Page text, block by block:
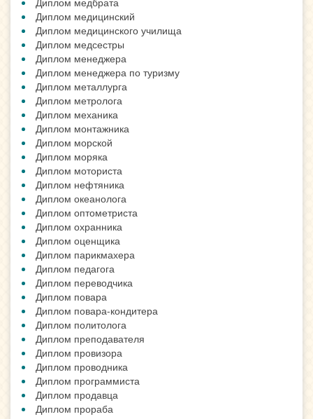
Диплом медицинский
Диплом медицинского училища
Диплом медсестры
Диплом менеджера
Диплом менеджера по туризму
Диплом металлурга
Диплом метролога
Диплом механика
Диплом монтажника
Диплом морской
Диплом моряка
Диплом моториста
Диплом нефтяника
Диплом океанолога
Диплом оптометриста
Диплом охранника
Диплом оценщика
Диплом парикмахера
Диплом педагога
Диплом переводчика
Диплом повара
Диплом повара-кондитера
Диплом политолога
Диплом преподавателя
Диплом провизора
Диплом проводника
Диплом программиста
Диплом продавца
Диплом прораба